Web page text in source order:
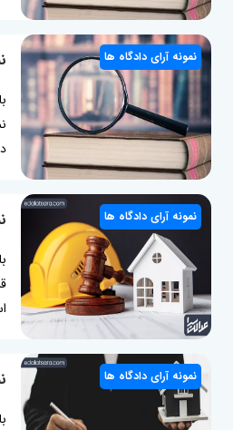
نمونه آرای دادگاه ها
نمونه آرای دادگاه ها
نمونه آرای دادگاه ها